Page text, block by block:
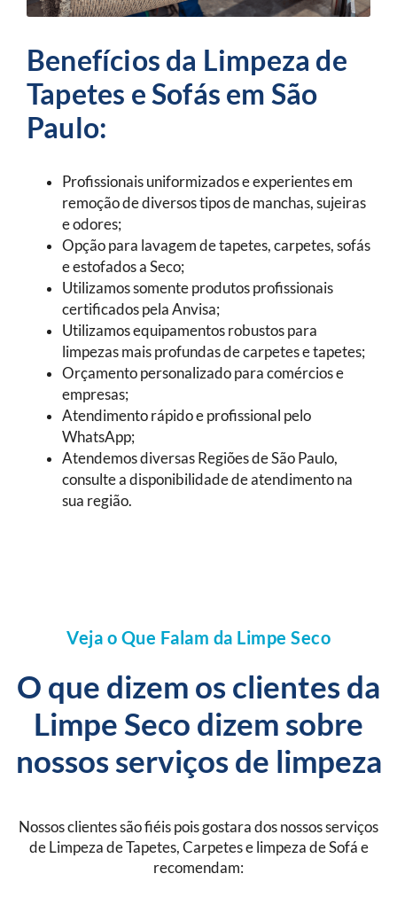
Benefícios da Limpeza de
Tapetes e Sofás em São
Paulo:
Profissionais uniformizados e experientes em
remoção de diversos tipos de manchas, sujeiras
e odores;
Opção para lavagem de tapetes, carpetes, sofás
e estofados a Seco;
Utilizamos somente produtos profissionais
certificados pela Anvisa;
Utilizamos equipamentos robustos para
limpezas mais profundas de carpetes e tapetes;
Orçamento personalizado para comércios e
empresas;
Atendimento rápido e profissional pelo
WhatsApp;
Atendemos diversas Regiões de São Paulo,
consulte a disponibilidade de atendimento na
sua região.
Veja o Que Falam da Limpe Seco
O que dizem os clientes da
Limpe Seco dizem sobre
nossos serviços de limpeza
Nossos clientes são fiéis pois gostara dos nossos serviços
de Limpeza de Tapetes, Carpetes e limpeza de Sofá e
recomendam: